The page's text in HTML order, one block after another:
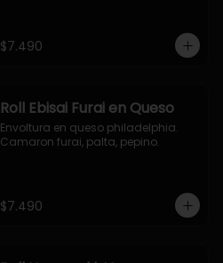
$7.490
Roll Ebisai Furai en Queso
Envoltura en queso philadelphia.
Camaron furai, palta, pepino.
$7.490